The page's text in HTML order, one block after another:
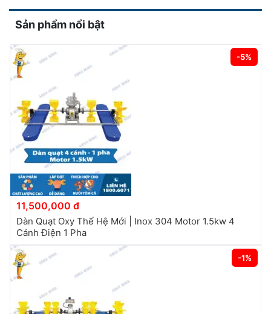
Sản phẩm nổi bật
-5%
11,500,000 đ
Dàn Quạt Oxy Thế Hệ Mới | Inox 304 Motor 1.5kw 4
Cánh Điện 1 Pha
-1%